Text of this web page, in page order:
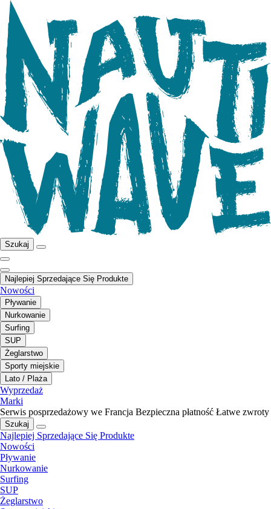
Szukaj
Najlepiej Sprzedające Się Produkte
Nowości
Pływanie
Nurkowanie
Surfing
SUP
Żeglarstwo
Sporty miejskie
Lato / Plaża
Wyprzedaż
Marki
Serwis posprzedażowy we Francja Bezpieczna płatność Łatwe zwroty
Szukaj
Najlepiej Sprzedające Się Produkte
Nowości
Pływanie
Nurkowanie
Surfing
SUP
Żeglarstwo